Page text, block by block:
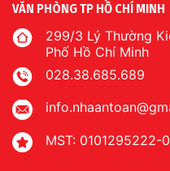
VĂN PHÒNG TP HỒ CHÍ MINH
299/3 Lý Thường
Phố Hồ Chí Minh
028.38.685.689
MST: 0101295222-